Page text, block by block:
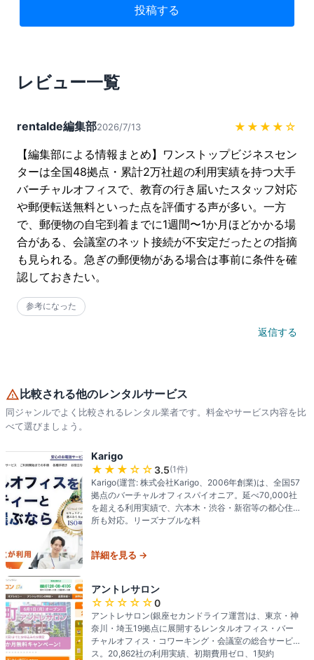
投稿する
レビュー一覧
rentalde編集部2026/7/13 ★★★★ ☆
【編集部による情報まとめ】ワンストップビジネスセン
ターは全国48拠点・累計2万社超の利用実績を持つ大手
バーチャルオフィスで、教育の行き届いたスタッフ対応
や郵便転送無料といった点を評価する声が多い。一方
で、郵便物の自宅到着までに1週間〜1か月ほどかかる場
合がある、会議室のネット接続が不安定だったとの指摘
も見られる。急ぎの郵便物がある場合は事前に条件を確
認しておきたい。
参考になった
返信する
比較される他のレンタルサービス
同ジャンルでよく比較されるレンタル業者です。料金やサービス内容を比
べて選びましょう。
Karigo
★★★ ☆☆ 3.5(1件)
Karigo(運営: 株式会社Karigo、2006年創業)は、全国57
拠点のバーチャルオフィスパイオニア。延べ70,000社
を超える利用実績で、六本木・渋谷・新宿等の都心住
所も対応。リーズナブルな料
詳細を見る →
アントレサロン
☆☆☆☆☆0
アントレサロン(銀座セカンドライフ運営)は、東京・神
奈川・埼玉19拠点に展開するレンタルオフィス・バー
チャルオフィス・コワーキング・会議室の総合サービ
ス。20,862社の利用実績、初期費用ゼロ、1契約